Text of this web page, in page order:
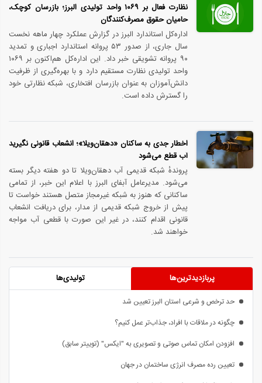
نظارت فعال بر ۱۰۶۹ واحد تولیدی البرز؛ بازرسان کوچک،
حامیان حقوق مصرف‌کنندگان
اداره‌کل استاندارد البرز در گزارش عملکرد چهار ماهه نخست
سال جاری، از صدور ۵۳ پروانه استاندارد اجباری و تمدید
۹۰ پروانه تشویقی خبر داد. این اداره‌کل هم‌اکنون بر ۱۰۶۹
واحد تولیدی نظارت مستقیم دارد و با بهره‌گیری از ظرفیت
دانش‌آموزان به عنوان بازرسان افتخاری، شبکه نظارتی خود
را گسترش داده است.
اخطار جدی به ساکنان «دهقان‌ویلا»؛ انشعاب قانونی نگیرید
آب قطع می‌شود
پروندهٔ شبکه قدیمی آب دهقان‌ویلا تا دو هفته دیگر بسته
می‌شود. مدیرعامل آبفای البرز با اعلام این خبر، از تمامی
ساکنانی که هنوز به شبکه غیرمجاز متصل هستند خواست تا
پیش از خروج شبکه قدیمی از مدار، برای دریافت انشعاب
قانونی اقدام کنند، در غیر این صورت با قطعی آب مواجه
خواهند شد.
پربازدیدترین‌ها تولیدی‌ها
حد ترخص و شرعی استان البرز تعیین شد
چگونه در ملاقات با افراد، جذاب‌تر عمل کنیم؟
افزودن امکان تماس صوتی و تصویری به "ایکس" (توییتر سابق)
تعیین رده مصرف انرژی ساختمان در جهان